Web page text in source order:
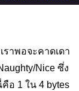
ราพอจะคาดเดา
Nice ซึ่ง
อ 1 ใน 4 bytes